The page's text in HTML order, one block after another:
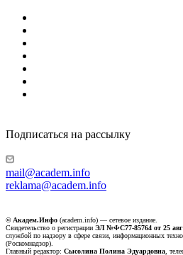
Подписаться на рассылку
mail@academ.info
reklama@academ.info
© Академ.Инфо (academ.info) — сетевое издание.
Свидетельство о регистрации ЭЛ №ФС77-85764 от 25
службой по надзору в сфере связи, информационных
(Роскомнадзор).
Главный редактор: Сысолина Полина Эдуардовна ,